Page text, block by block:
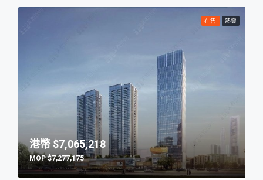
在售 熱賣
$7,065,218
$7,277,175